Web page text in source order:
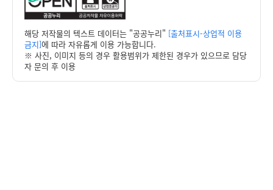
해당 저작물의 텍스트 데이터는 "공공누리" [출처표시-상업적 이용
금지]에 따라 자유롭게 이용 가능합니다.
※ 사진, 이미지 등의 경우 활용범위가 제한된 경우가 있으므로 담당
자 문의 후 이용